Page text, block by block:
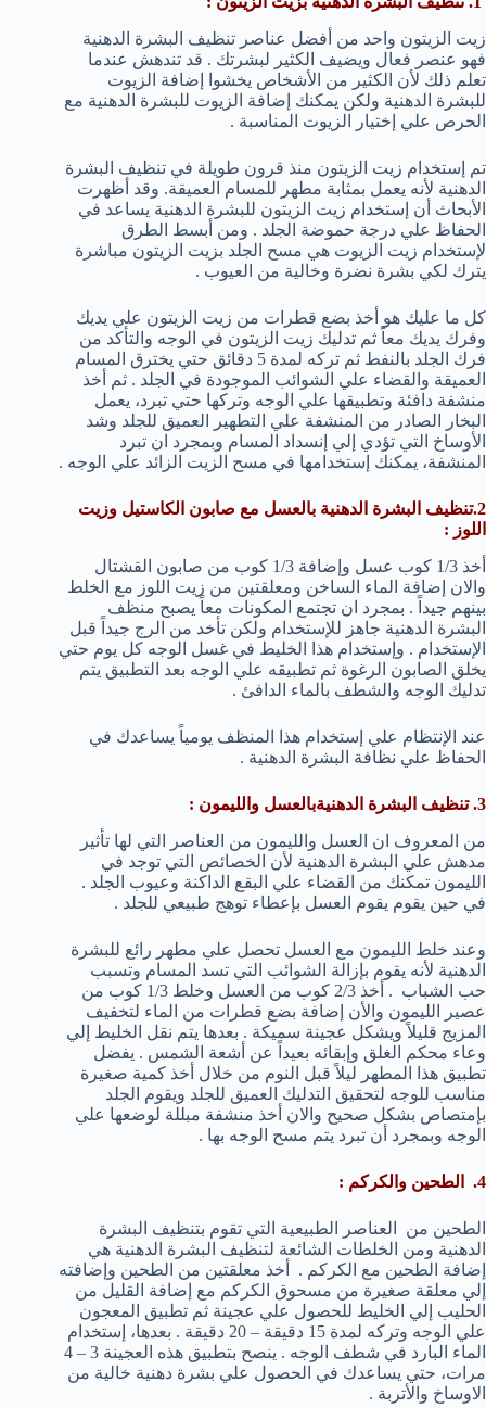
زيت الزيتون واحد من أفضل عناصر تنظيف البشرة الدهنية
فهو عنصر فعال ويضيف الكثير لبشرتك . قد تندهش عندما
تعلم ذلك لأن الكثير من الأشخاص يخشوا إضافة الزيوت
للبشرة الدهنية ولكن يمكنك إضافة الزيوت للبشرة الدهنية مع
الحرص علي إختيار الزيوت المناسبة .
تم إستخدام زيت الزيتون منذ قرون طويلة في تنظيف البشرة
الدهنية لأنه يعمل بمثابة مطهر للمسام العميقة. وقد أظهرت
الأبحاث أن إستخدام زيت الزيتون للبشرة الدهنية يساعد في
الحفاظ علي درجة حموضة الجلد . ومن أبسط الطرق
لإستخدام زيت الزيوت هي مسح الجلد بزيت الزيتون مباشرة
يترك لكي بشرة نضرة وخالية من العيوب .
كل ما عليك هو أخذ بضع قطرات من زيت الزيتون علي يديك
وفرك يديك معاً ثم تدليك زيت الزيتون في الوجه والتأكد من
فرك الجلد بالنفط ثم تركه لمدة 5 دقائق حتي يخترق المسام
العميقة والقضاء علي الشوائب الموجودة في الجلد . ثم أخذ
منشفة دافئة وتطبيقها علي الوجه وتركها حتي تبرد، يعمل
البخار الصادر من المنشفة علي التطهير العميق للجلد وشد
الأوساخ التي تؤدي إلي إنسداد المسام وبمجرد ان تبرد
المنشفة، يمكنك إستخدامها في مسح الزيت الزائد علي الوجه .
2.تنظيف البشرة الدهنية بالعسل مع صابون الكاستيل وزيت
اللوز :
أخذ 1/3 كوب عسل وإضافة 1/3 كوب من صابون القشتال
والان إضافة الماء الساخن ومعلقتين من زيت اللوز مع الخلط
بينهم جيداً . بمجرد ان تجتمع المكونات معاً يصبح منظف
البشرة الدهنية جاهز للإستخدام ولكن تأخد من الرج جيداً قبل
الإستخدام . وإستخدام هذا الخليط في غسل الوجه كل يوم حتي
يخلق الصابون الرغوة ثم تطبيقه علي الوجه بعد التطبيق يتم
تدليك الوجه والشطف بالماء الدافئ .
عند الإنتظام علي إستخدام هذا المنظف يومياً يساعدك في
الحفاظ علي نظافة البشرة الدهنية .
3. تنظيف البشرة الدهنيةبالعسل والليمون :
من المعروف ان العسل والليمون من العناصر التي لها تأثير
مدهش علي البشرة الدهنية لأن الخصائص التي توجد في
الليمون تمكنك من القضاء علي البقع الداكنة وعيوب الجلد .
في حين يقوم يقوم العسل بإعطاء توهج طبيعي للجلد .
وعند خلط الليمون مع العسل تحصل علي مطهر رائع للبشرة
الدهنية لأنه يقوم بإزالة الشوائب التي تسد المسام وتسبب
حب الشباب . أخذ 2/3 كوب من العسل وخلط 1/3 كوب من
عصير الليمون والأن إضافة بضع قطرات من الماء لتخفيف
المزيج قليلاً ويشكل عجينة سميكة . بعدها يتم نقل الخليط إلي
وعاء محكم الغلق وإبقائه بعيداً عن أشعة الشمس . يفضل
تطبيق هذا المطهر ليلاً قبل النوم من خلال أخذ كمية صغيرة
مناسب للوجه لتحقيق التدليك العميق للجلد ويقوم الجلد
بإمتصاص بشكل صحيح والان أخذ منشفة مبللة لوضعها علي
الوجه وبمجرد أن تبرد يتم مسح الوجه بها .
4. الطحين والكركم :
الطحين من العناصر الطبيعية التي تقوم بتنظيف البشرة
الدهنية ومن الخلطات الشائعة لتنظيف البشرة الدهنية هي
إضافة الطحين مع الكركم . أخذ معلقتين من الطحين وإضافته
إلي معلقة صغيرة من مسحوق الكركم مع إضافة القليل من
الحليب إلي الخليط للحصول علي عجينة ثم تطبيق المعجون
علي الوجه وتركه لمدة 15 دقيقة – 20 دقيقة . بعدها، إستخدام
الماء البارد في شطف الوجه . ينصح بتطبيق هذه العجينة 3 – 4
مرات، حتي يساعدك في الحصول علي بشرة دهنية خالية من
الاوساخ والأتربة .